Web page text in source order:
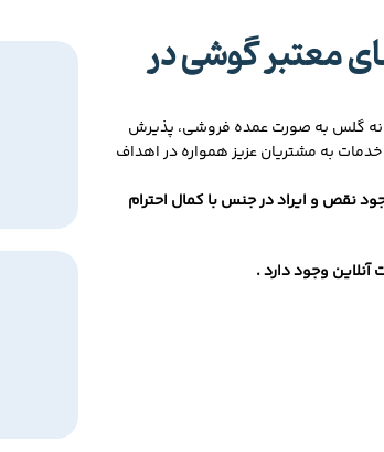
معتبر گوشی در
گلس به صورت عمده فروشی، پذیرش
به مشتریان عزیز همواره در اهداف
نقص و ایراد در جنس با کمال احترام
وجود دارد .